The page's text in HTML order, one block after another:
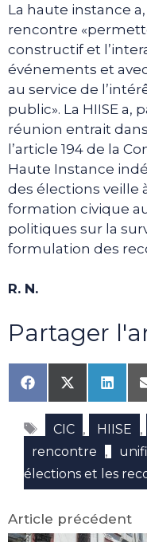
La haute instance
rencontre
constructif et
événements et
au service de
public». La HIISE a,
réunion entrait
l’article 194 de la
Haute Instance
des élections veille
formation civique
politiques sur la
formulation des
R. N.
Partager
Share
on
Facebook
Share
on
X
(Twitter)
Share
on
Étiquettes
CIC , HIISE ,
rencontre ,
élections et les
Article précédent